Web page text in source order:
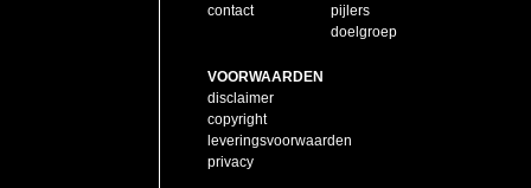
contact
pijlers
doelgroep
VOORWAARDEN
disclaimer
copyright
leveringsvoorwaarden
privacy